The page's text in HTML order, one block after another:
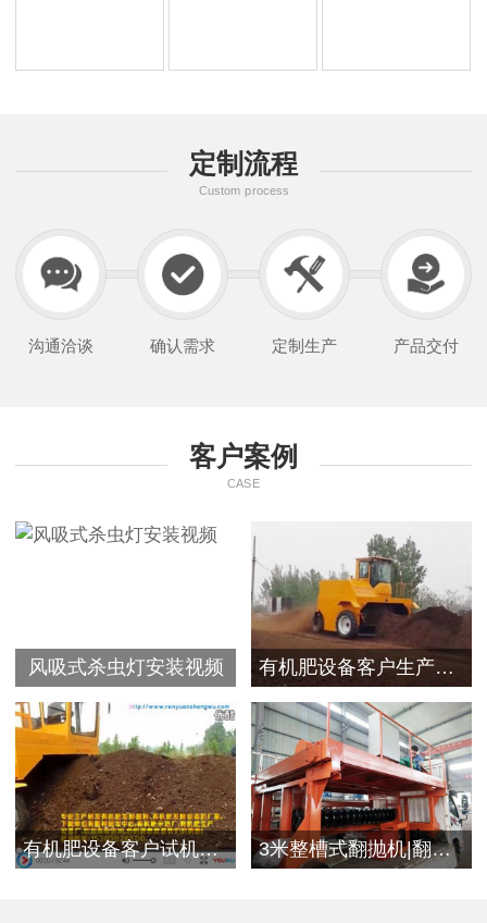
定制流程
Custom process
沟通洽谈 确认需求 定制生产 产品交付
客户案例
CASE
风吸式杀虫灯安装视频 有机肥设备客户生产视频
有机肥设备客户试机现场 3米整槽式翻抛机|翻堆机发往浙江客户